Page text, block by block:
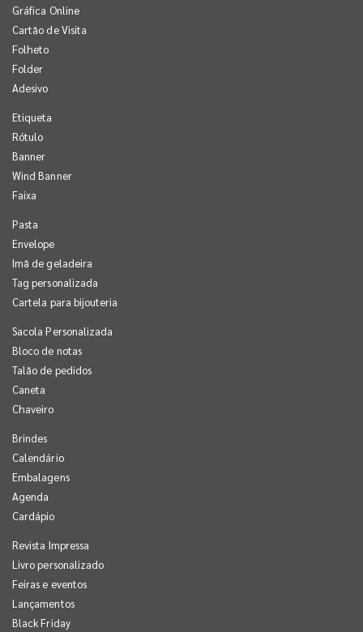
Gráfica Online
Cartão de Visita
Folheto
Folder
Adesivo
Etiqueta
Rótulo
Banner
Wind Banner
Faixa
Pasta
Envelope
Imã de geladeira
Tag personalizada
Cartela para bijouteria
Sacola Personalizada
Bloco de notas
Talão de pedidos
Caneta
Chaveiro
Brindes
Calendário
Embalagens
Agenda
Cardápio
Revista Impressa
Livro personalizado
Feiras e eventos
Lançamentos
Black Friday